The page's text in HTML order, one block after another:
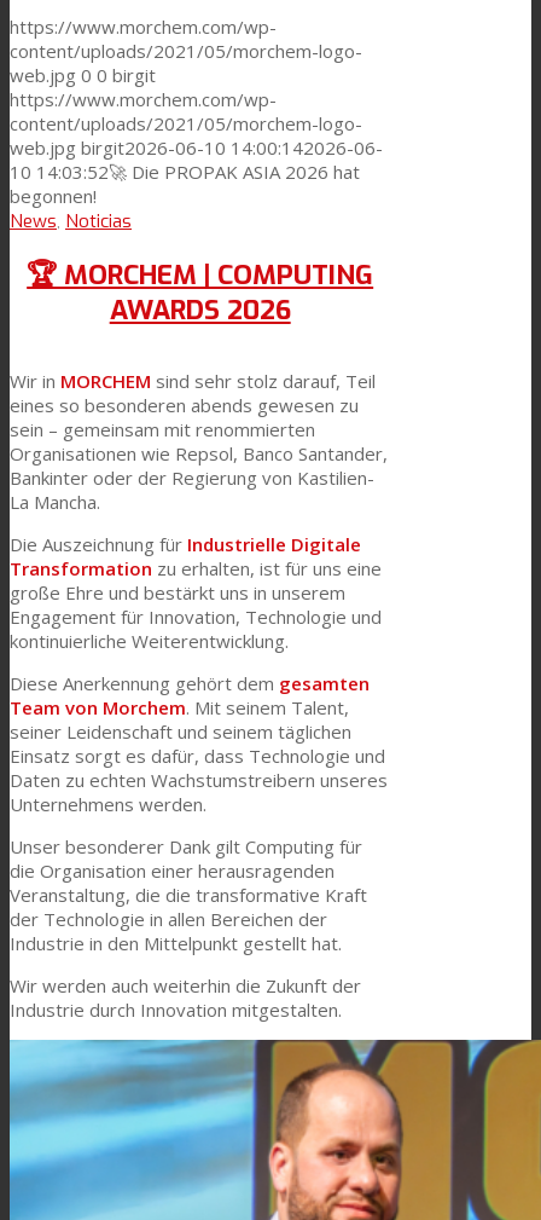
https://www.morchem.com/wp-
content/uploads/2021/05/morchem-logo-
web.jpg 0 0 birgit
https://www.morchem.com/wp-
content/uploads/2021/05/morchem-logo-
web.jpg birgit2026-06-10 14:00:142026-06-
10 14:03:52🚀 Die PROPAK ASIA 2026 hat
begonnen!
News, Noticias
🏆 MORCHEM | COMPUTING
AWARDS 2026
Wir in MORCHEM sind sehr stolz darauf, Teil
eines so besonderen abends gewesen zu
sein – gemeinsam mit renommierten
Organisationen wie Repsol, Banco Santander,
Bankinter oder der Regierung von Kastilien-
La Mancha.
Die Auszeichnung für Industrielle Digitale
Transformation zu erhalten, ist für uns eine
große Ehre und bestärkt uns in unserem
Engagement für Innovation, Technologie und
kontinuierliche Weiterentwicklung.
Diese Anerkennung gehört dem gesamten
Team von Morchem. Mit seinem Talent,
seiner Leidenschaft und seinem täglichen
Einsatz sorgt es dafür, dass Technologie und
Daten zu echten Wachstumstreibern unseres
Unternehmens werden.
Unser besonderer Dank gilt Computing für
die Organisation einer herausragenden
Veranstaltung, die die transformative Kraft
der Technologie in allen Bereichen der
Industrie in den Mittelpunkt gestellt hat.
Wir werden auch weiterhin die Zukunft der
Industrie durch Innovation mitgestalten.